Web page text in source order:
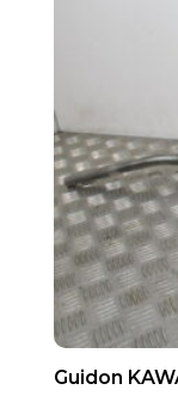
Guidon